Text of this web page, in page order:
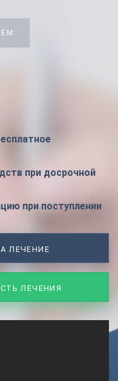
при досрочной
при поступлении
ЛЕЧЕНИЕ
ЛЕЧЕНИЯ